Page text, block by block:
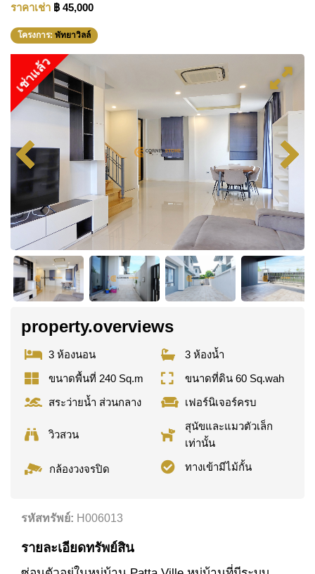
ราคาเช่า ฿ 45,000
โครงการ: พัทยาวิลล์
เช่าแล้ว
property.overviews
3 ห้องนอน
3 ห้องน้ำ
ขนาดพื้นที่ 240 Sq.m
ขนาดที่ดิน 60 Sq.wah
สระว่ายน้ำ ส่วนกลาง
เฟอร์นิเจอร์ครบ
วิวสวน
สุนัขและแมวตัวเล็ก
เท่านั้น
กล้องวงจรปิด ทางเข้ามีไม้กั้น
รหัสทรัพย์: H006013
รายละเอียดทรัพย์สิน